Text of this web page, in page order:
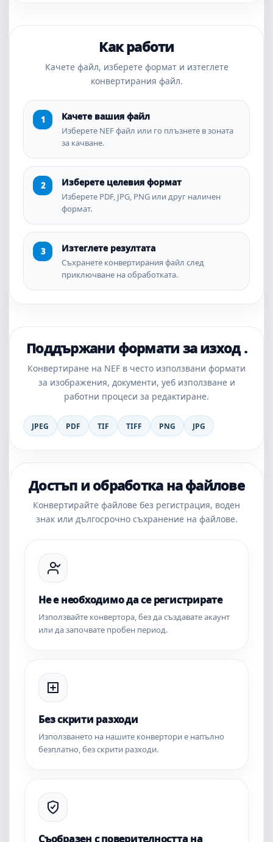
Как работи
Качете файл, изберете формат и изтеглете
конвертирания файл.
Качете вашия файл
Изберете NEF файл или го плъзнете в зоната
за качване.
Изберете целевия формат
Изберете PDF, JPG, PNG или друг наличен
формат.
Изтеглете резултата
Съхранете конвертирания файл след
приключване на обработката.
Поддържани формати за изход .
Конвертиране на NEF в често използвани формати
за изображения, документи, уеб използване и
работни процеси за редактиране.
JPEG PDF TIF TIFF PNG JPG
Достъп и обработка на файлове
Конвертирайте файлове без регистрация, воден
знак или дългосрочно съхранение на файлове.
Не е необходимо да се регистрирате
Използвайте конвертора, без да създавате акаунт
или да започвате пробен период.
Без скрити разходи
Използването на нашите конвертори е напълно
безплатно, без скрити разходи.
Съобразен с поверителността на